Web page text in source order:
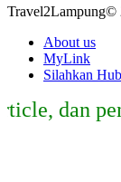
Travel2Lampung©
About us
MyLink
Silahkan